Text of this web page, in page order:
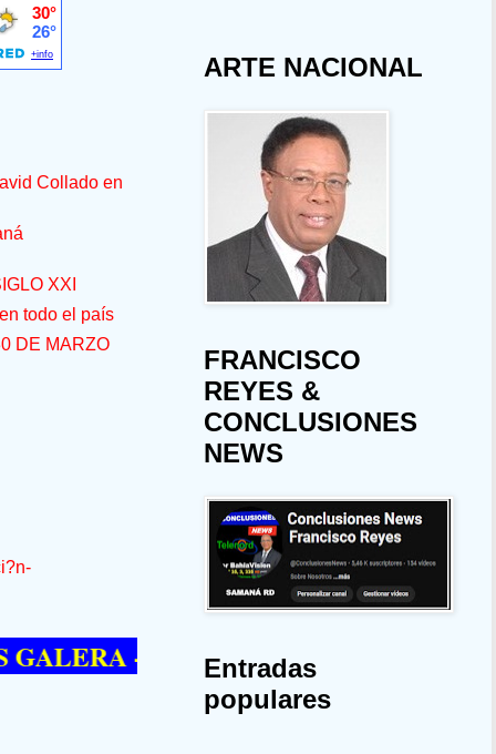
Collado en
XXI
todo el país
DE MARZO
--SÍ QUIERE PASAR UN
ARTE NACIONAL
FRANCISCO
REYES &
CONCLUSIONES
NEWS
Entradas
populares